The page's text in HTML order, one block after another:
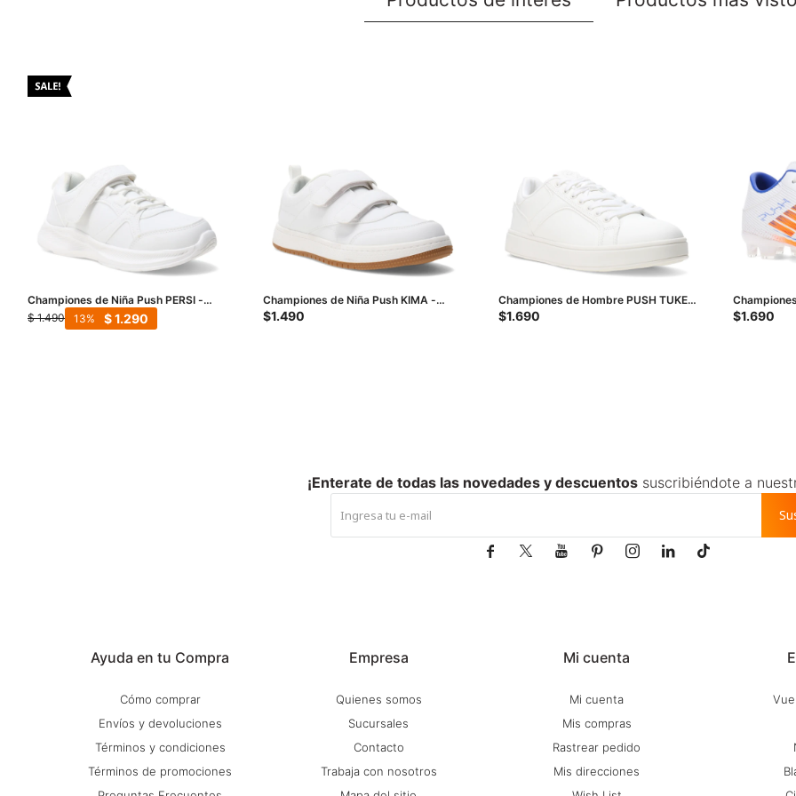
Championes de Niña Push PERSI -
Blanco
$ 1.490 $1.290
13
Championes de Niña Push KIMA -
Blanco
$1.490
Championes de Hombre PUSH TUKE -
Blanco
$1.690
Blanco
$1.690
Ayuda en tu Compra
Cómo comprar
Envíos y devoluciones
Términos y condiciones
Términos de promociones
Empresa
Quienes somos
Sucursales
Contacto
Trabaja con nosotros
Mi cuenta
Mi cuenta
Mis compras
Rastrear pedido
Mis direcciones
¡Enterate de todas las novedades y descuentossuscribiéndote a
      